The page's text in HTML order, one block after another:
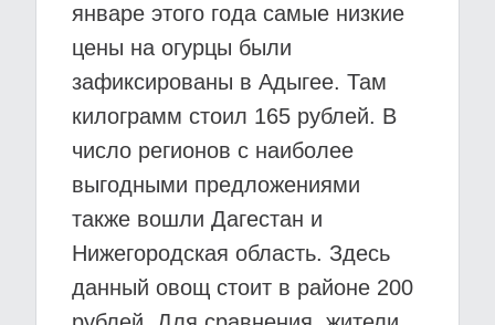
январе этого года самые низкие
цены на огурцы были
зафиксированы в Адыгее. Там
килограмм стоил 165 рублей. В
число регионов с наиболее
выгодными предложениями
также вошли Дагестан и
Нижегородская область. Здесь
данный овощ стоит в районе 200